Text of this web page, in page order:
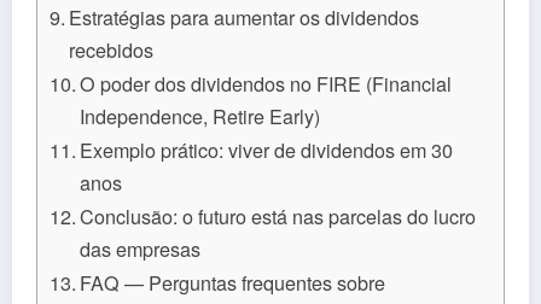
Estratégias para aumentar os dividendos
recebidos
O poder dos dividendos no FIRE (Financial
Independence, Retire Early)
Exemplo prático: viver de dividendos em 30
anos
Conclusão: o futuro está nas parcelas do lucro
das empresas
FAQ — Perguntas frequentes sobre